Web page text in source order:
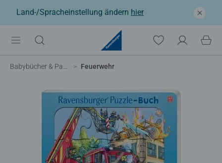
Land-/Spracheinstellung ändern hier
Babybücher & Pappbilderbücher Feuerwehr